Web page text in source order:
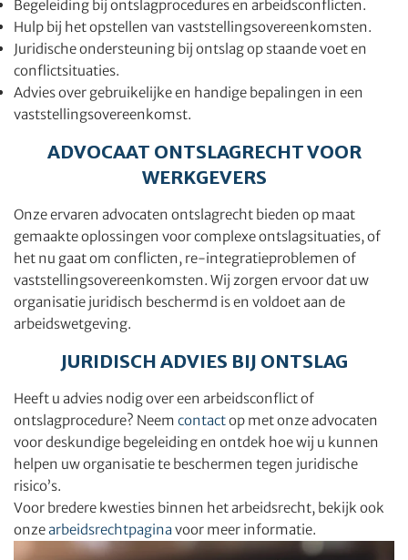
Begeleiding bij ontslagprocedures en arbeidsconflicten.
Hulp bij het opstellen van vaststellingsovereenkomsten.
Juridische ondersteuning bij ontslag op staande voet en
conflictsituaties.
Advies over gebruikelijke en handige bepalingen in een
vaststellingsovereenkomst.
ADVOCAAT ONTSLAGRECHT VOOR
WERKGEVERS
Onze ervaren advocaten ontslagrecht bieden op maat
gemaakte oplossingen voor complexe ontslagsituaties, of
het nu gaat om conflicten, re-integratieproblemen of
vaststellingsovereenkomsten. Wij zorgen ervoor dat uw
organisatie juridisch beschermd is en voldoet aan de
arbeidswetgeving.
JURIDISCH ADVIES BIJ ONTSLAG
Heeft u advies nodig over een arbeidsconflict of
ontslagprocedure? Neem contactop met onze advocaten
voor deskundige begeleiding en ontdek hoe wij u kunnen
helpen uw organisatie te beschermen tegen juridische
risico’s.
Voor bredere kwesties binnen het arbeidsrecht, bekijk ook
onzearbeidsrechtpagina voor meer informatie.